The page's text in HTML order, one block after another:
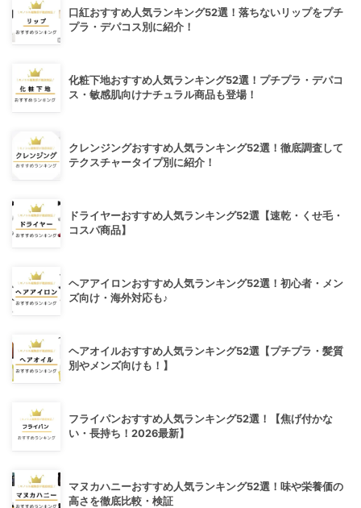
口紅おすすめ人気ランキング52選！落ちないリップをプチ
プラ・デパコス別に紹介！
化粧下地おすすめ人気ランキング52選！プチプラ・デパコ
ス・敏感肌向けナチュラル商品も登場！
クレンジングおすすめ人気ランキング52選！徹底調査して
テクスチャータイプ別に紹介！
ドライヤーおすすめ人気ランキング52選【速乾・くせ毛・
コスパ商品】
ヘアアイロンおすすめ人気ランキング52選！初心者・メン
ズ向け・海外対応も♪
ヘアオイルおすすめ人気ランキング52選【プチプラ・髪質
別やメンズ向けも！】
フライパンおすすめ人気ランキング52選！【焦げ付かな
い・長持ち！2026最新】
マヌカハニーおすすめ人気ランキング52選！味や栄養価の
高さを徹底比較・検証